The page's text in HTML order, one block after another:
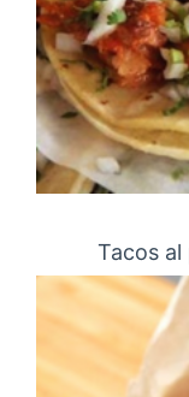
Tacos